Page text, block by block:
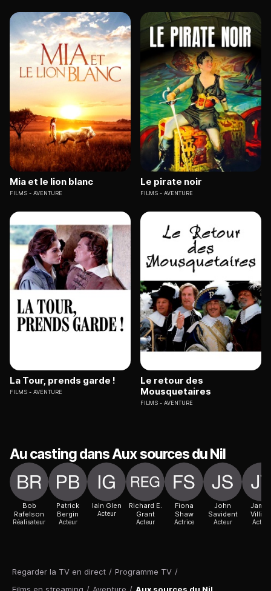
Regarder la TV en direct / Programme TV /
Mia et le lion blanc
FILMS AVENTURE
Le pirate noir
FILMS AVENTURE
La Tour, prends garde !
FILMS AVENTURE
Le retour des
Mousquetaires
FILMS AVENTURE
Au casting dans Aux sources du Nil
Bob
Rafelson
Réalisateur
Patrick
Bergin
Acteur
Iain Glen
Acteur
Richard E.
Grant
Acteur
Fiona
Shaw
Actrice
John
Savident
Acteur Acteur